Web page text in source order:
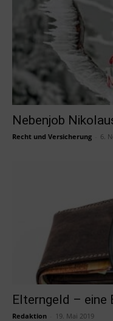
Nebenjob
Recht und Versicherung 6.
Elterngeld – eine
Redaktion 19. Mai 2019